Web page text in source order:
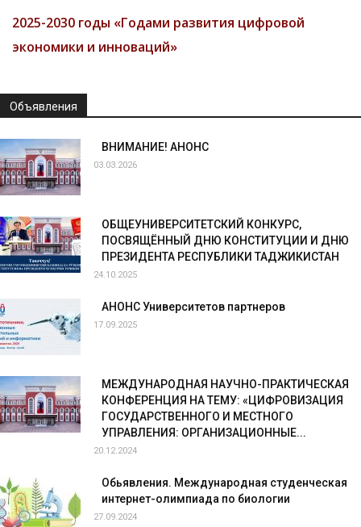
2025-2030 годы «Годами развития цифровой
экономики и инноваций»
Объявления
ВНИМАНИЕ! АНОНС
03.03.2026
ОБЩЕУНИВЕРСИТЕТСКИЙ КОНКУРС,
ПОСВЯЩЁННЫЙ ДНЮ КОНСТИТУЦИИ И ДНЮ
ПРЕЗИДЕНТА РЕСПУБЛИКИ ТАДЖИКИСТАН
24.10.2025
АНОНС Университетов партнеров
17.09.2025
МЕЖДУНАРОДНАЯ НАУЧНО-ПРАКТИЧЕСКАЯ
КОНФЕРЕНЦИЯ НА ТЕМУ: «ЦИФРОВИЗАЦИЯ
ГОСУДАРСТВЕННОГО И МЕСТНОГО
УПРАВЛЕНИЯ: ОРГАНИЗАЦИОННЫЕ...
20.12.2024
Обьявления. Международная студенческая
интернет-олимпиада по биологии
27.09.2024